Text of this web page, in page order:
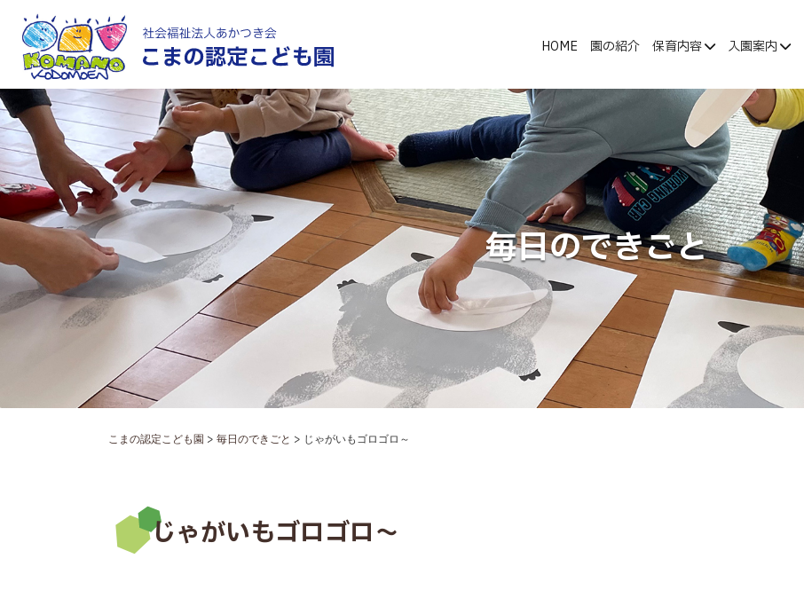
HOME 園の紹介 保育内容 入園案内
毎日のできごと
こまの認定こども園 > 毎日のできごと > じゃがいもゴロゴロ～
じゃがいもゴロゴロ～